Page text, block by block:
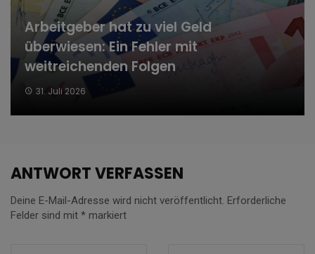
Arbeitgeber hat zu viel Geld
überwiesen: Ein Fehler mit
weitreichenden Folgen
31. Juli 2026
ANTWORT VERFASSEN
Deine E-Mail-Adresse wird nicht veröffentlicht. Erforderliche
Felder sind mit * markiert